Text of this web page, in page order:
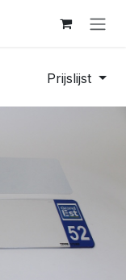
Prijslijst